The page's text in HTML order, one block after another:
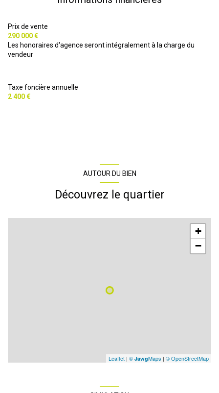
wc
cuisine
salon/séjour
Prix de vente
290 000 €
Les honoraires d'agence seront intégralement à la charge du
vendeur
Taxe foncière annuelle
2 400 €
AUTOUR DU BIEN
Découvrez le quartier
+
−
Leaflet | © JawgMaps | © OpenStreetMap